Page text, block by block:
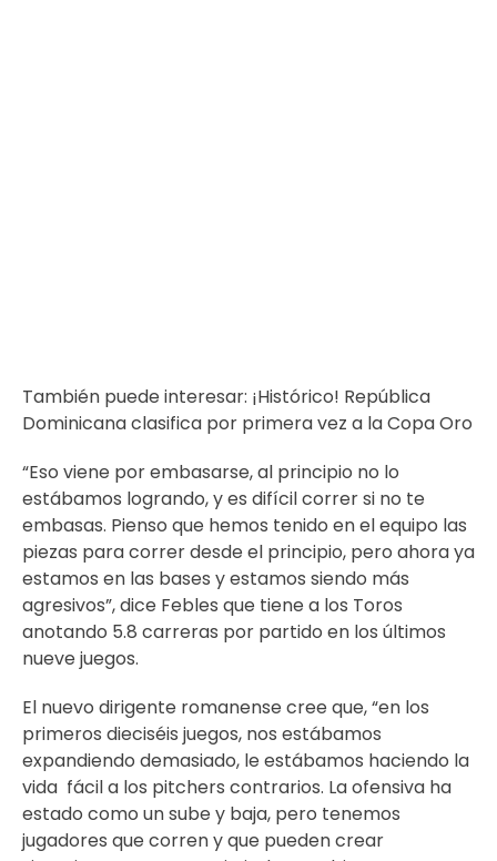
También puede interesar: ¡Histórico! República
Dominicana clasifica por primera vez a la Copa Oro
“Eso viene por embasarse, al principio no lo
estábamos logrando, y es difícil correr si no te
embasas. Pienso que hemos tenido en el equipo las
piezas para correr desde el principio, pero ahora ya
estamos en las bases y estamos siendo más
agresivos”, dice Febles que tiene a los Toros
anotando 5.8 carreras por partido en los últimos
nueve juegos.
El nuevo dirigente romanense cree que, “en los
primeros dieciséis juegos, nos estábamos
expandiendo demasiado, le estábamos haciendo la
vida fácil a los pitchers contrarios. La ofensiva ha
estado como un sube y baja, pero tenemos
jugadores que corren y que pueden crear